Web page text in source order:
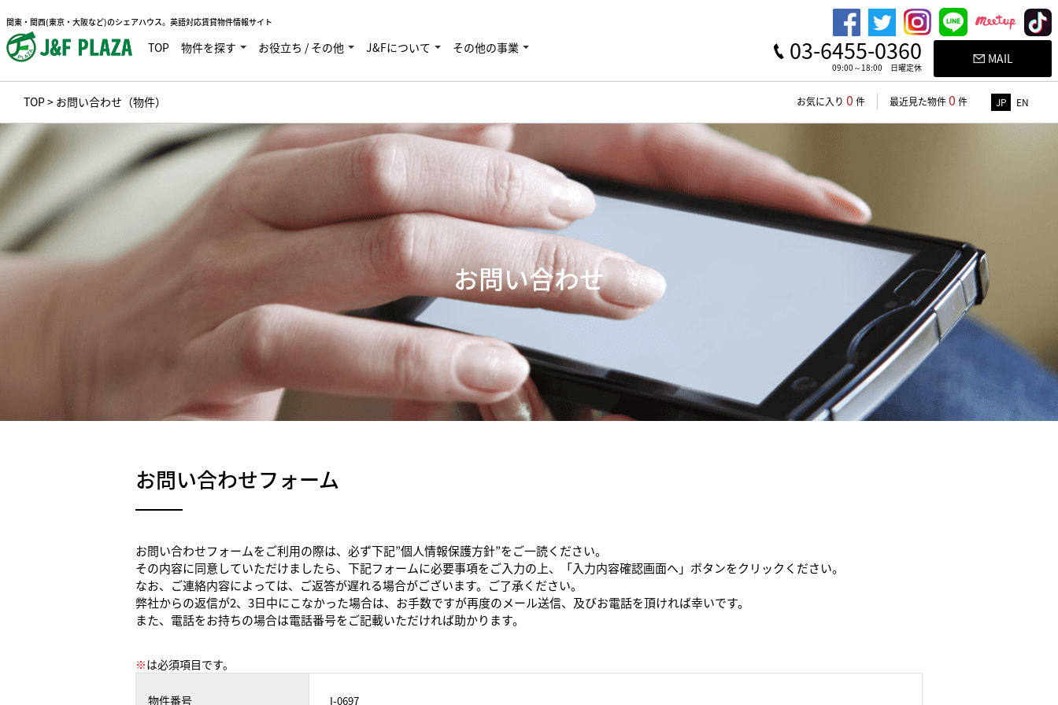
関東・関西(東京・大阪など)のシェアハウス。英語対応賃貸物件情報サイト
TOP 物件を探す お役立ち / その他 J&Fについて その他の事業 03-6455-0360
09:00～18:00 日曜定休
MAIL
TOP> お問い合わせ（物件） お気に入り 0 件 最近見た物件0 件 JP EN
お問い合わせ
お問い合わせフォーム
お問い合わせフォームをご利用の際は、必ず下記”個人情報保護方針”をご一読ください。
その内容に同意していただけましたら、下記フォームに必要事項をご入力の上、「入力内容確認画面へ」ボタンをクリックください。
なお、ご連絡内容によっては、ご返答が遅れる場合がございます。ご了承ください。
弊社からの返信が2、3日中にこなかった場合は、お手数ですが再度のメール送信、及びお電話を頂ければ幸いです。
また、電話をお持ちの場合は電話番号をご記載いただければ助かります。
※は必須項目です。
物件番号